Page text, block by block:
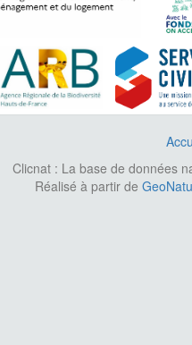
Clicnat : La base de données
Réalisé à partir de